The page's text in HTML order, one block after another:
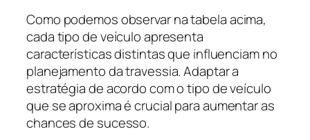
Como podemos observar na tabela acima,
cada tipo de veículo apresenta
características distintas que influenciam no
planejamento da travessia. Adaptar a
estratégia de acordo com o tipo de veículo
que se aproxima é crucial para aumentar as
chances de sucesso.